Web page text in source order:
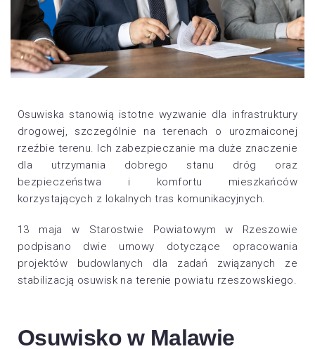
Osuwiska stanowią istotne wyzwanie dla infrastruktury
drogowej, szczególnie na terenach o urozmaiconej
rzeźbie terenu. Ich zabezpieczanie ma duże znaczenie
dla utrzymania dobrego stanu dróg oraz
bezpieczeństwa i komfortu mieszkańców
korzystających z lokalnych tras komunikacyjnych.
13 maja w Starostwie Powiatowym w Rzeszowie
podpisano dwie umowy dotyczące opracowania
projektów budowlanych dla zadań związanych ze
stabilizacją osuwisk na terenie powiatu rzeszowskiego.
Osuwisko w Malawie